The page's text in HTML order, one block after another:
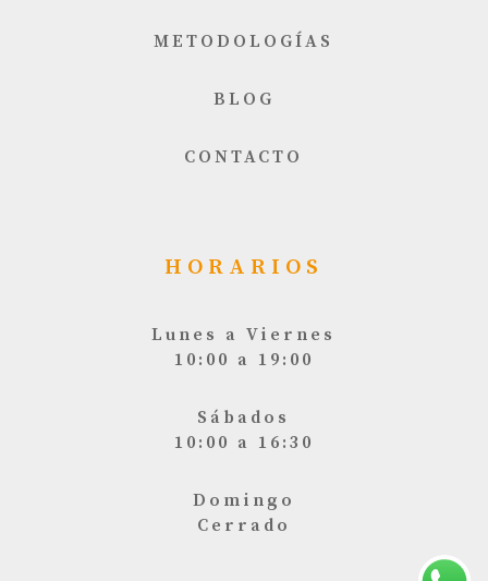
METODOLOGÍAS
BLOG
CONTACTO
HORARIOS
Lunes a Viernes
10:00 a 19:00
Sábados
10:00 a 16:30
Domingo
Cerrado